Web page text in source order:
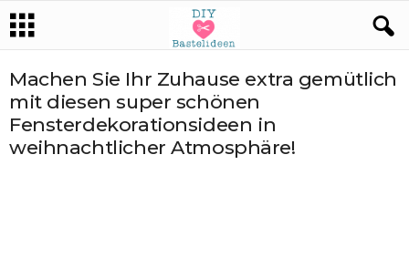
Machen Sie Ihr Zuhause extra gemütlich
mit diesen super schönen
Fensterdekorationsideen in
weihnachtlicher Atmosphäre!